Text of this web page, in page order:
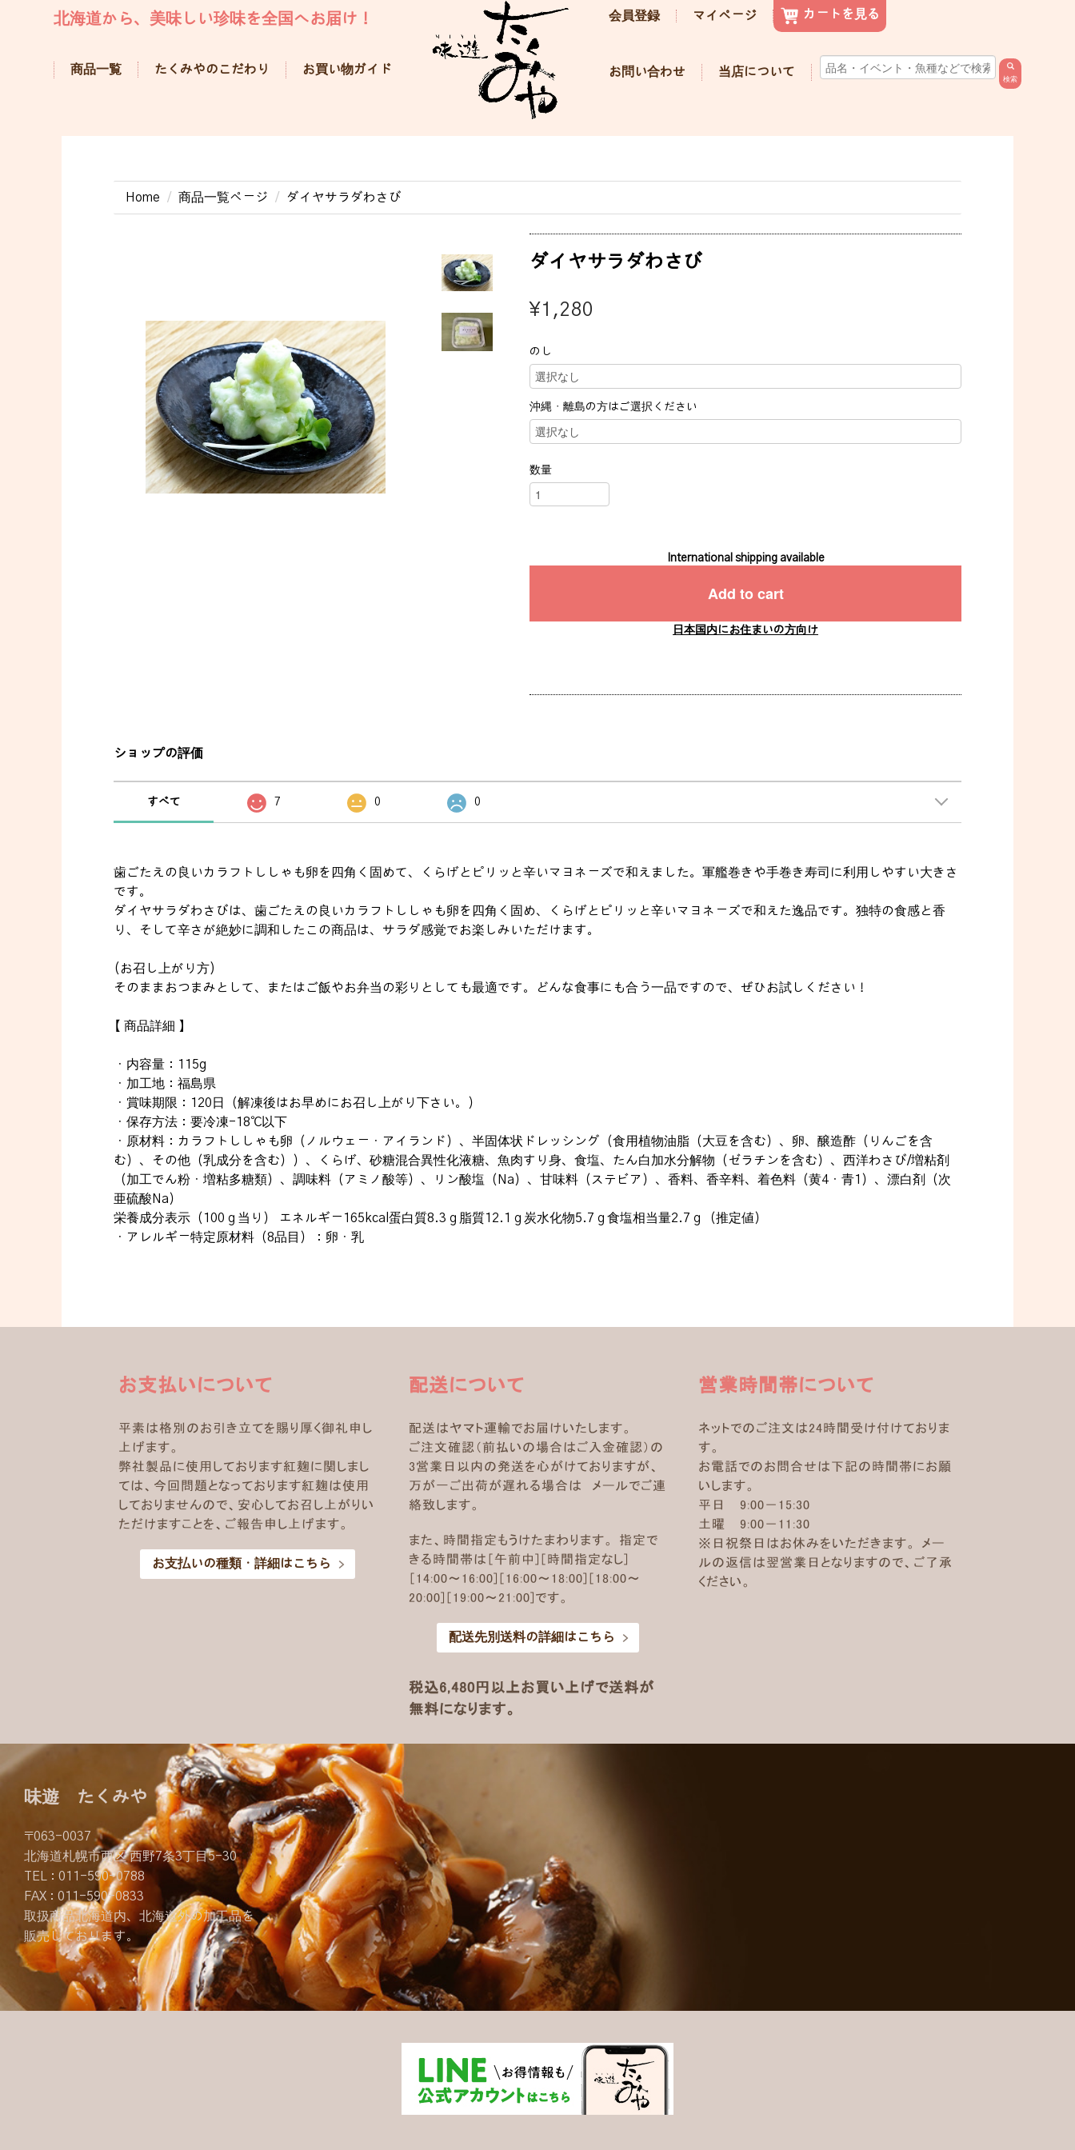
北海道から、美味しい珍味を全国へお届け！
商品一覧 たくみやのこだわり お買い物ガイド
会員登録 マイページ カートを見る
お問い合わせ 当店について
検索
Home 商品一覧ページ ダイヤサラダわさび
ダイヤサラダわさび
¥1,280
のし
沖縄・離島の方はご選択ください
数量
International shipping available
Add to cart
日本国内にお住まいの方向け
ショップの評価
すべて 7 0 0
歯ごたえの良いカラフトししゃも卵を四角く固めて、くらげとピリッと辛いマヨネーズで和えました。軍艦巻きや手巻き寿司に利用しやすい大きさ
です。
ダイヤサラダわさびは、歯ごたえの良いカラフトししゃも卵を四角く固め、くらげとピリッと辛いマヨネーズで和えた逸品です。独特の食感と香
り、そして辛さが絶妙に調和したこの商品は、サラダ感覚でお楽しみいただけます。
(お召し上がり方)
そのままおつまみとして、またはご飯やお弁当の彩りとしても最適です。どんな食事にも合う一品ですので、ぜひお試しください！
【 商品詳細 】
・内容量：115g
・加工地：福島県
・賞味期限：120日（解凍後はお早めにお召し上がり下さい。）
・保存方法：要冷凍-18℃以下
・原材料：カラフトししゃも卵（ノルウェー・アイランド）、半固体状ドレッシング（食用植物油脂（大豆を含む）、卵、醸造酢（りんごを含
む）、その他（乳成分を含む））、くらげ、砂糖混合異性化液糖、魚肉すり身、食塩、たん白加水分解物（ゼラチンを含む）、西洋わさび/増粘剤
（加工でん粉・増粘多糖類）、調味料（アミノ酸等）、リン酸塩（Na）、甘味料（ステビア）、香料、香辛料、着色料（黄4・青1）、漂白剤（次
亜硫酸Na）
栄養成分表示（100ｇ当り） エネルギー165kcal蛋白質8.3ｇ脂質12.1ｇ炭水化物5.7ｇ食塩相当量2.7ｇ（推定値）
・アレルギー特定原材料（8品目）：卵・乳
お支払いについて
平素は格別のお引き立てを賜り厚く御礼申し
上げます。
弊社製品に使用しております紅麹に関しまし
ては、今回問題となっております紅麹は使用
しておりませんので、安心してお召し上がりい
ただけますことを、ご報告申し上げます。
お支払いの種類・詳細はこちら
配送について
配送はヤマト運輸でお届けいたします。
ご注文確認（前払いの場合はご入金確認）の
3営業日以内の発送を心がけておりますが、
万が一ご出荷が遅れる場合は メールでご連
絡致します。
また、時間指定もうけたまわります。 指定で
きる時間帯は［午前中]［時間指定なし]
［14:00～16:00]［16:00～18:00]［18:00～
20:00]［19:00～21:00]です。
配送先別送料の詳細はこちら
税込6,480円以上お買い上げで送料が
無料になります。
営業時間帯について
ネットでのご注文は24時間受け付けておりま
す。
お電話でのお問合せは下記の時間帯にお願
いします。
平日 9:00－15:30
土曜 9:00－11:30
※日祝祭日はお休みをいただきます。 メー
ルの返信は翌営業日となりますので、ご了承
ください。
味遊 たくみや
〒063-0037
北海道札幌市西区 西野7条3丁目5-30
TEL : 011-590-0788
FAX : 011-590-0833
取扱商品北海道内、北海道外の加工品を
販売しております。